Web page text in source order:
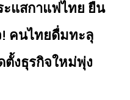
แสกาแฟไทย ยืน
! คนไทยดื่มทะลุ
งธุรกิจใหม่พุ่ง